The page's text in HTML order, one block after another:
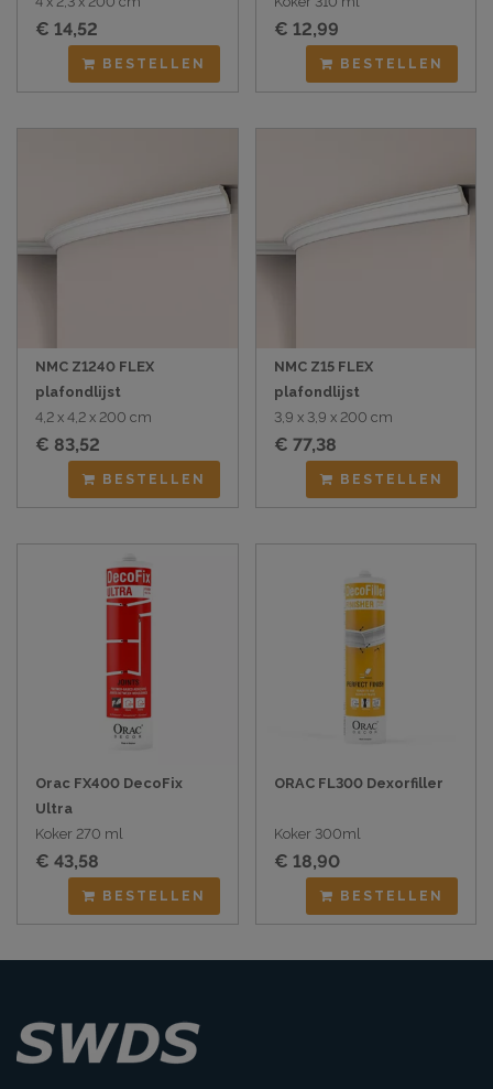
€ 14,52
BESTELLEN
€ 12,99
BESTELLEN
NMC Z1240 FLEX
plafondlijst
4,2 x 4,2 x 200 cm
€ 83,52
BESTELLEN
NMC Z15 FLEX
plafondlijst
3,9 x 3,9 x 200 cm
€ 77,38
BESTELLEN
Orac FX400 DecoFix
Ultra
Koker 270 ml
€ 43,58
BESTELLEN
ORAC FL300 Dexorfiller
Koker 300ml
€ 18,90
BESTELLEN